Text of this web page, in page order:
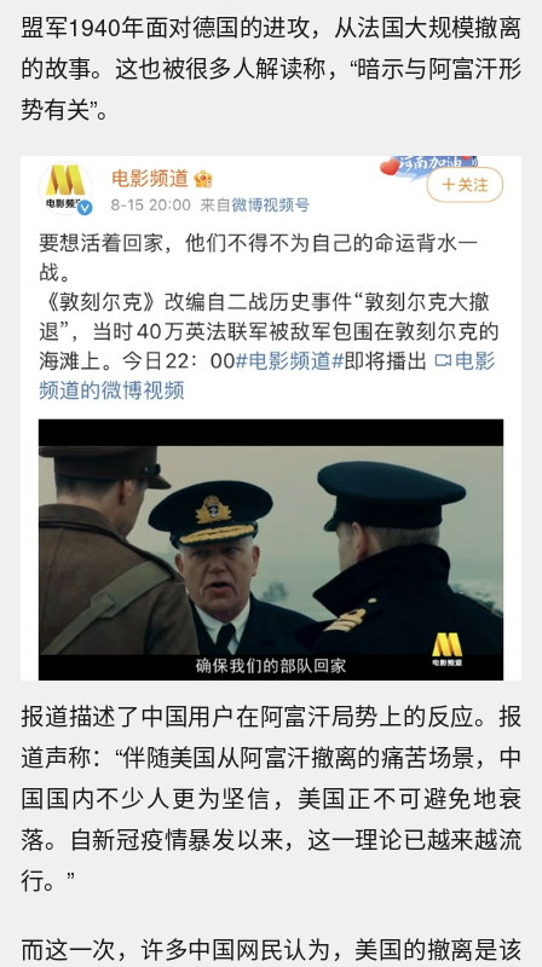
盟军1940年面对德国的进攻，从法国大规模撤离
的故事。这也被很多人解读称，“暗示与阿富汗形
势有关”。
报道描述了中国用户在阿富汗局势上的反应。报
道声称：“伴随美国从阿富汗撤离的痛苦场景，中
国国内不少人更为坚信，美国正不可避免地衰
落。自新冠疫情暴发以来，这一理论已越来越流
行。”
而这一次，许多中国网民认为，美国的撤离是该